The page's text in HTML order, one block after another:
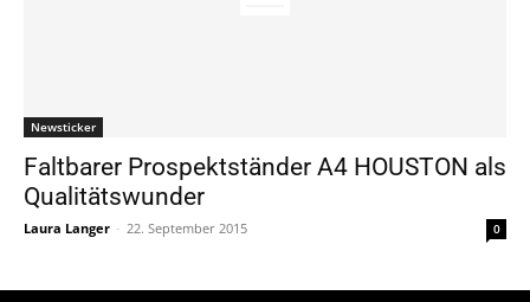
Newsticker
Faltbarer Prospektständer A4 HOUSTON als
Qualitätswunder
Laura Langer - 22. September 2015 0